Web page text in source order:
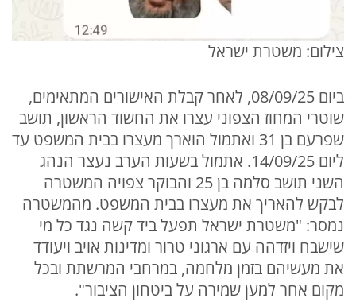
צילום: משטרת ישראל
ביום 08/09/25, לאחר קבלת האישורים המתאימים,
שוטרי המחוז הצפוני עצרו את החשוד הראשון, תושב
שפרעם בן 31 ואתמול הוארך מעצרו בבית המשפט עד
ליום 14/09/25. אתמול בשעות הערב נעצר הנהג
השני תושב סלמה בן 25 והבוקר צפויה המשטרה
לבקש להאריך את מעצרו בבית המשפט. מהמשטרה
נמסר: "משטרת ישראל תפעל ביד קשה נגד כל מי
שישבח ויזדהה עם ארגוני טרור ומדינות אויב ויעודד
את מעשיהם בזמן מלחמה, במרחבי המרשתת ובכל
מקום אחר למען שמירה על ביטחון הציבור".